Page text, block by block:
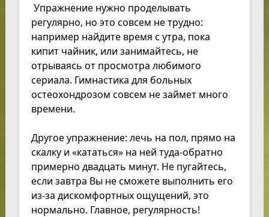
Упражнение нужно проделывать
регулярно, но это совсем не трудно:
например найдите время с утра, пока
кипит чайник, или занимайтесь, не
отрываясь от просмотра любимого
сериала. Гимнастика для больных
остеохондрозом совсем не займет много
времени.
Другое упражнение: лечь на пол, прямо на
скалку и «кататься» на ней туда-обратно
примерно двадцать минут. Не пугайтесь,
если завтра Вы не сможете выполнить его
из-за дискомфортных ощущений, это
нормально. Главное, регулярность!